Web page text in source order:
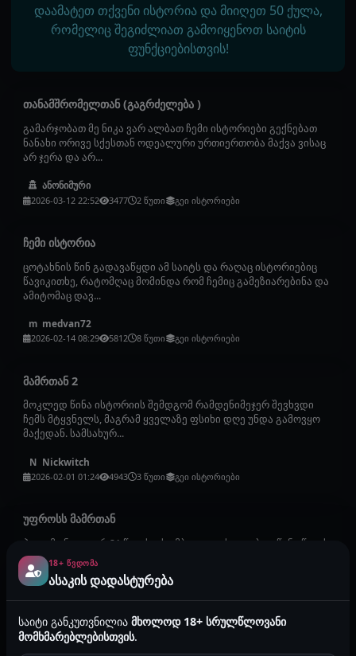
დაამატეთ თქვენი ისტორია და მიიღეთ 50 ქულა,
რომელიც შეგიძლიათ გამოიყენოთ საიტის
ფუნქციებისთვის!
თანამშრომელთან (გაგრძელება )
გამარჯობათ მე ნიკა ვარ ალბათ ჩემი ისტორიები გექნებათ
ნანახი ორივე სქესთან ოდეალური ურთიერთობა მაქვა ვისაც
არ ჯერა და არ...
ანონიმური
2026-03-12 22:52 3477 2 წუთი გეი ისტორიები
ჩემი ისტორია
ცოტახნის წინ გადავაწყდი ამ საიტს და რაღაც ისტორიებიც
წავიკითხე, რატომღაც მომინდა რომ ჩემიც გამეზიარებინა და
ამიტომაც დავ...
m medvan72
2026-02-14 08:29 5812 8 წუთი გეი ისტორიები
მამრთან 2
მოკლედ წინა ისტორიის შემდგომ რამდენიმეჯერ შევხვდი
ჩემს მტყვნელს, მაგრამ ყველაზე ფსიხი დღე უნდა გამოვყო
მაქედან. სამსახურ...
N Nickwitch
2026-02-01 01:24 4943 3 წუთი გეი ისტორიები
უფროსს მამრთან
ჰეით მე ნიკა ვარ 21 წლის, ეს ამბავი დაახლოებით წინა წელს
მოხდა. მოკლედ გრაინდერზე გავიცანი ერთი ტიპი 36-ის იყო,
მაგრად დ...
N Nickwitch
2026-01-27 02:59 2 წუთი გეი ისტორიები
18+ ᲬᲕᲓᲝᲛᲐ
ასაკის დადასტურება
საიტი განკუთვნილიამხოლოდ 18+ სრულწლოვანი
მომხმარებლებისთვის.